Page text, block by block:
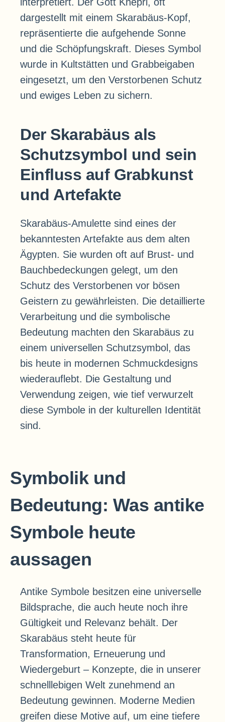
dargestellt mit einem Skarabäus-Kopf,
repräsentierte die aufgehende Sonne
und die Schöpfungskraft. Dieses Symbol
wurde in Kultstätten und Grabbeigaben
eingesetzt, um den Verstorbenen Schutz
und ewiges Leben zu sichern.
Der Skarabäus als
Schutzsymbol und sein
Einfluss auf Grabkunst
und Artefakte
Skarabäus-Amulette sind eines der
bekanntesten Artefakte aus dem alten
Ägypten. Sie wurden oft auf Brust- und
Bauchbedeckungen gelegt, um den
Schutz des Verstorbenen vor bösen
Geistern zu gewährleisten. Die detaillierte
Verarbeitung und die symbolische
Bedeutung machten den Skarabäus zu
einem universellen Schutzsymbol, das
bis heute in modernen Schmuckdesigns
wiederauflebt. Die Gestaltung und
Verwendung zeigen, wie tief verwurzelt
diese Symbole in der kulturellen Identität
sind.
Symbolik und
Bedeutung: Was antike
Symbole heute
aussagen
Antike Symbole besitzen eine universelle
Bildsprache, die auch heute noch ihre
Gültigkeit und Relevanz behält. Der
Skarabäus steht heute für
Transformation, Erneuerung und
Wiedergeburt – Konzepte, die in unserer
schnelllebigen Welt zunehmend an
Bedeutung gewinnen. Moderne Medien
greifen diese Motive auf, um eine tiefere